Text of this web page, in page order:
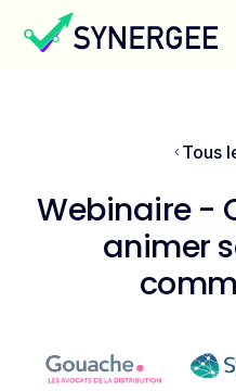
Tous
Webinaire -
animer